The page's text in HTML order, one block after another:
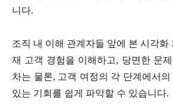
니다.
조직 내 이해 관계자들 앞에 본 시각화
재 고객 경험을 이해하고, 당면한 문
차는 물론, 고객 여정의 각 단계에서
있는 기회를 쉽게 파악할 수 있습니다.